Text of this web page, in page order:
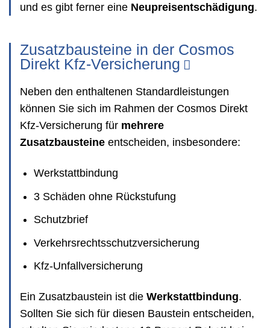
und es gibt ferner eine Neupreisentschädigung.
Zusatzbausteine in der Cosmos
Direkt Kfz-Versicherung
Neben den enthaltenen Standardleistungen
können Sie sich im Rahmen der Cosmos Direkt
Kfz-Versicherung für mehrere
Zusatzbausteine entscheiden, insbesondere:
Werkstattbindung
3 Schäden ohne Rückstufung
Schutzbrief
Verkehrsrechtsschutzversicherung
Kfz-Unfallversicherung
Ein Zusatzbaustein ist die Werkstattbindung.
Sollten Sie sich für diesen Baustein entscheiden,